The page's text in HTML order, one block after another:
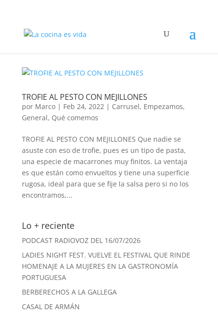
TROFIE AL PESTO CON MEJILLONES
por Marco| Feb 24, 2022| Carrusel, Empezamos,
General, Qué comemos
TROFIE AL PESTO CON MEJILLONES Que nadie se
asuste con eso de trofie, pues es un tipo de pasta,
una especie de macarrones muy finitos. La ventaja
es que están como envueltos y tiene una superficie
rugosa, ideal para que se fije la salsa pero si no los
encontramos,...
Lo + reciente
PODCAST RADIOVOZ DEL 16/07/2026
LADIES NIGHT FEST. VUELVE EL FESTIVAL QUE RINDE
HOMENAJE A LA MUJERES EN LA GASTRONOMÍA
PORTUGUESA
BERBERECHOS A LA GALLEGA
CASAL DE ARMÁN